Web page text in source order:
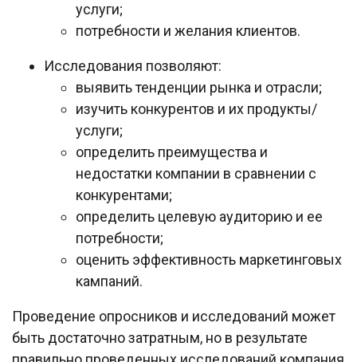
услуги;
потребности и желания клиентов.
Исследования позволяют:
выявить тенденции рынка и отрасли;
изучить конкурентов и их продукты/
услуги;
определить преимущества и
недостатки компании в сравнении с
конкурентами;
определить целевую аудиторию и ее
потребности;
оценить эффективность маркетинговых
кампаний.
Проведение опросников и исследований может
быть достаточно затратным, но в результате